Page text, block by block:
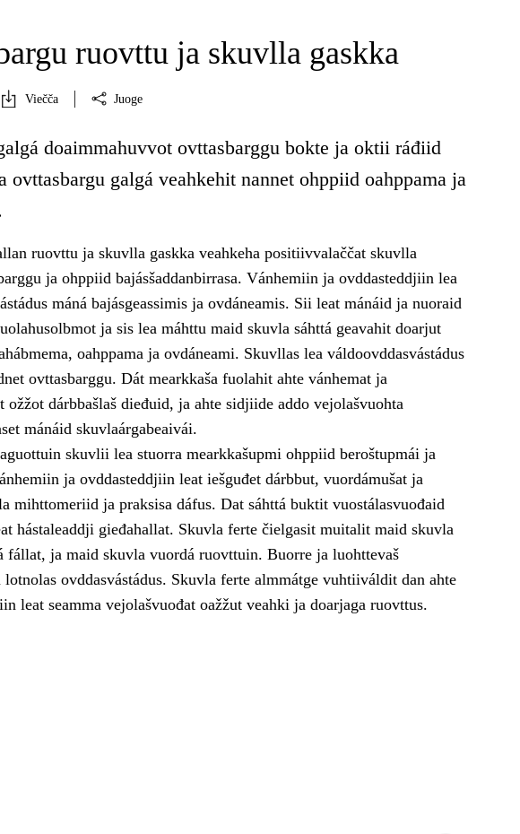
ruovttu ja skuvlla gaskka
Viečča Juoge
doaimmahuvvot ovttasbarggu bokte ja oktii ráđiid
ovttasbargu galgá veahkehit nannet ohppiid oahppama ja
ruovttu ja skuvlla gaskka veahkeha positiivvalaččat skuvlla
ja ohppiid bajásšaddanbirrasa. Vánhemiin ja ovddasteddjiin lea
máná bajásgeassimis ja ovdáneamis. Sii leat mánáid ja nuoraid
ja sis lea máhttu maid skuvla sáhttá geavahit doarjut
oahppama ja ovdáneami. Skuvllas lea váldoovddasvástádus
ovttasbarggu. Dát mearkkaša fuolahit ahte vánhemat ja
ožžot dárbbašlaš dieđuid, ja ahte sidjiide addo vejolašvuohta
mánáid skuvlaárgabeaivái.
skuvlii lea stuorra mearkkašupmi ohppiid beroštupmái ja
ja ovddasteddjiin leat iešguđet dárbbut, vuordámušat ja
mihttomeriid ja praksisa dáfus. Dat sáhttá buktit vuostálasvuođaid
hástaleaddji gieđahallat. Skuvla ferte čielgasit muitalit maid skuvla
fállat, ja maid skuvla vuordá ruovttuin. Buorre ja luohttevaš
lotnolas ovddasvástádus. Skuvla ferte almmátge vuhtiiváldit dan ahte
leat seamma vejolašvuođat oažžut veahki ja doarjaga ruovttus.